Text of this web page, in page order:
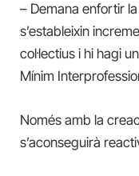
– Demana enfortir
s’estableixin
col·lectius i hi hagi
Mínim
Només amb la
s’aconseguirà